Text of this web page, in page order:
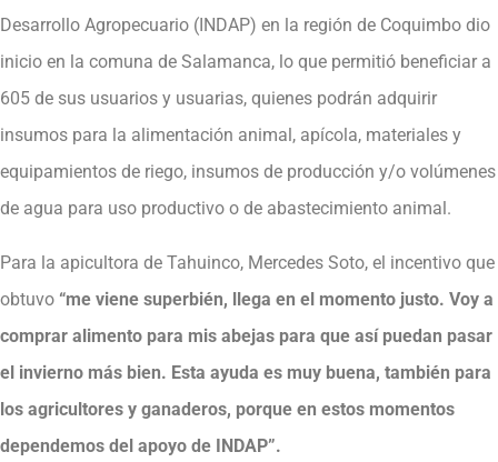
Desarrollo Agropecuario (INDAP) en la región de Coquimbo dio
inicio en la comuna de Salamanca, lo que permitió beneficiar a
605 de sus usuarios y usuarias, quienes podrán adquirir
insumos para la alimentación animal, apícola, materiales y
equipamientos de riego, insumos de producción y/o volúmenes
de agua para uso productivo o de abastecimiento animal.
Para la apicultora de Tahuinco, Mercedes Soto, el incentivo que
obtuvo “me viene superbién, llega en el momento justo. Voy a
comprar alimento para mis abejas para que así puedan pasar
el invierno más bien. Esta ayuda es muy buena, también para
los agricultores y ganaderos, porque en estos momentos
dependemos del apoyo de INDAP”.